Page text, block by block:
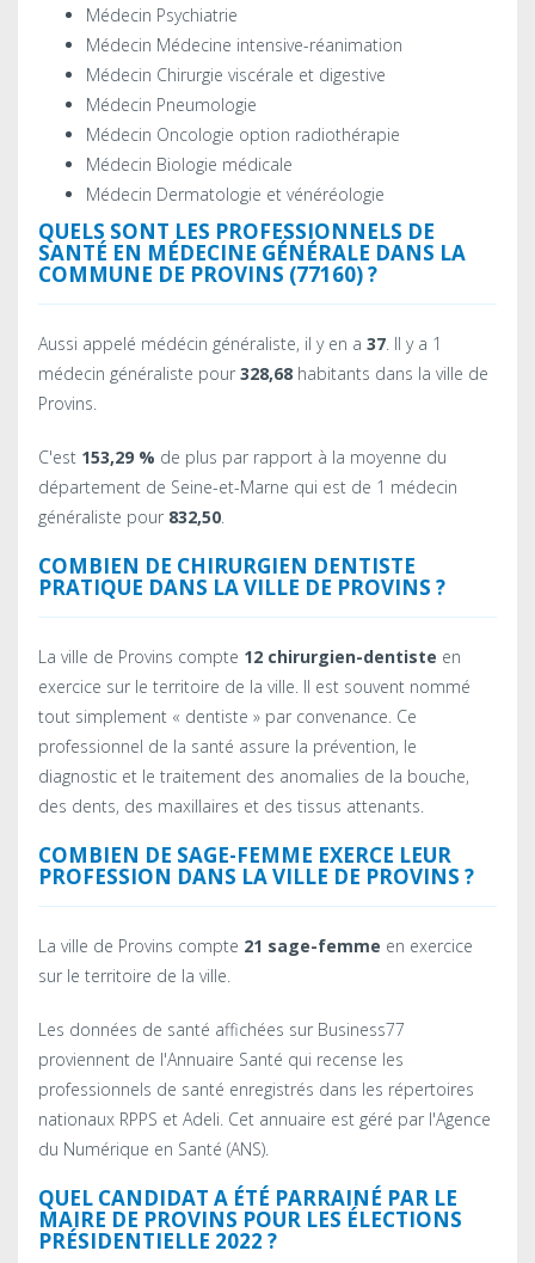
Médecin Psychiatrie
Médecin Médecine intensive-réanimation
Médecin Chirurgie viscérale et digestive
Médecin Pneumologie
Médecin Oncologie option radiothérapie
Médecin Biologie médicale
Médecin Dermatologie et vénéréologie
QUELS SONT LES PROFESSIONNELS DE
SANTÉ EN MÉDECINE GÉNÉRALE DANS LA
COMMUNE DE PROVINS (77160) ?
Aussi appelé médécin généraliste, il y en a 37. Il y a 1
médecin généraliste pour 328,68 habitants dans la ville de
Provins.
C'est 153,29 % de plus par rapport à la moyenne du
département de Seine-et-Marne qui est de 1 médecin
généraliste pour 832,50.
COMBIEN DE CHIRURGIEN DENTISTE
PRATIQUE DANS LA VILLE DE PROVINS ?
La ville de Provins compte 12 chirurgien-dentiste en
exercice sur le territoire de la ville. Il est souvent nommé
tout simplement « dentiste » par convenance. Ce
professionnel de la santé assure la prévention, le
diagnostic et le traitement des anomalies de la bouche,
des dents, des maxillaires et des tissus attenants.
COMBIEN DE SAGE-FEMME EXERCE LEUR
PROFESSION DANS LA VILLE DE PROVINS ?
La ville de Provins compte 21 sage-femme en exercice
sur le territoire de la ville.
Les données de santé affichées sur Business77
proviennent de l'Annuaire Santé qui recense les
professionnels de santé enregistrés dans les répertoires
nationaux RPPS et Adeli. Cet annuaire est géré par l'Agence
du Numérique en Santé (ANS).
QUEL CANDIDAT A ÉTÉ PARRAINÉ PAR LE
MAIRE DE PROVINS POUR LES ÉLECTIONS
PRÉSIDENTIELLE 2022 ?